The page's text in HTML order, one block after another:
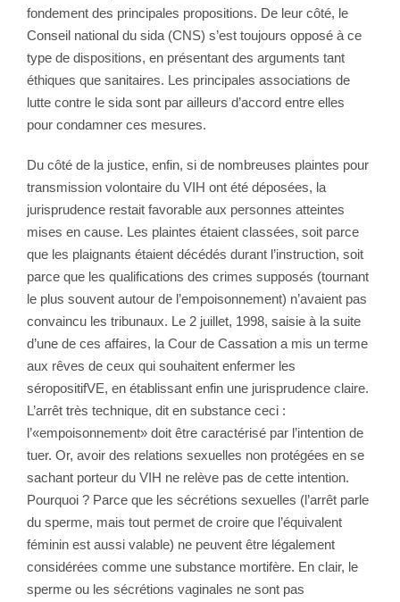
fondement des principales propositions. De leur côté, le
Conseil national du sida (CNS) s’est toujours opposé à ce
type de dispositions, en présentant des arguments tant
éthiques que sanitaires. Les principales associations de
lutte contre le sida sont par ailleurs d’accord entre elles
pour condamner ces mesures.
Du côté de la justice, enfin, si de nombreuses plaintes pour
transmission volontaire du VIH ont été déposées, la
jurisprudence restait favorable aux personnes atteintes
mises en cause. Les plaintes étaient classées, soit parce
que les plaignants étaient décédés durant l’instruction, soit
parce que les qualifications des crimes supposés (tournant
le plus souvent autour de l’empoisonnement) n’avaient pas
convaincu les tribunaux. Le 2 juillet, 1998, saisie à la suite
d’une de ces affaires, la Cour de Cassation a mis un terme
aux rêves de ceux qui souhaitent enfermer les
séropositifVE, en établissant enfin une jurisprudence claire.
L’arrêt très technique, dit en substance ceci :
l’«empoisonnement» doit être caractérisé par l’intention de
tuer. Or, avoir des relations sexuelles non protégées en se
sachant porteur du VIH ne relève pas de cette intention.
Pourquoi ? Parce que les sécrétions sexuelles (l’arrêt parle
du sperme, mais tout permet de croire que l’équivalent
féminin est aussi valable) ne peuvent être légalement
considérées comme une substance mortifère. En clair, le
sperme ou les sécrétions vaginales ne sont pas